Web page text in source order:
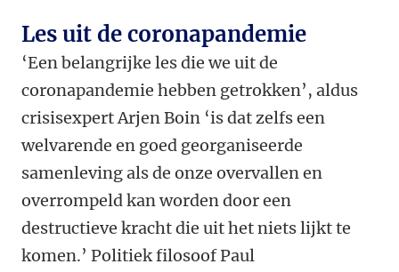
Les uit de coronapandemie
‘Een belangrijke les die we uit de
coronapandemie hebben getrokken’, aldus
crisisexpert Arjen Boin ‘is dat zelfs een
welvarende en goed georganiseerde
samenleving als de onze overvallen en
overrompeld kan worden door een
destructieve kracht die uit het niets lijkt te
komen.’ Politiek filosoof Paul